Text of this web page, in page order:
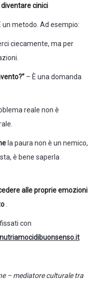
cinici
un metodo. Ad esempio:
ciecamente, ma per
– È una domanda
reale non è
la paura non è un nemico,
è bene saperla
alle proprie emozioni
con
– mediatore culturale tra